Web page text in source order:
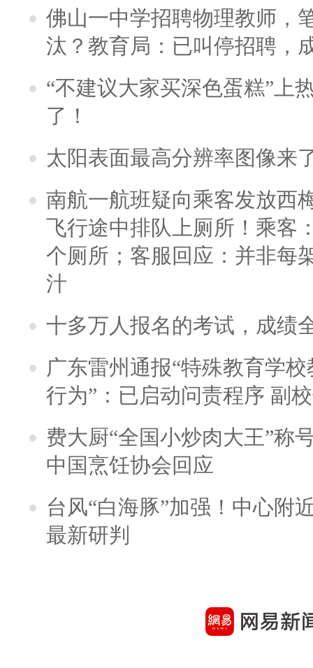
佛山一中学招聘物理教师，
汰？教育局：已叫停招聘，
“不建议大家买深色蛋糕”上
了！
太阳表面最高分辨率图像来
南航一航班疑向乘客发放西
飞行途中排队上厕所！乘客
个厕所；客服回应：并非每
汁
十多万人报名的考试，成绩
广东雷州通报“特殊教育学
行为”：已启动问责程序 副
费大厨“全国小炒肉大王”称
中国烹饪协会回应
台风“白海豚”加强！中心附
最新研判